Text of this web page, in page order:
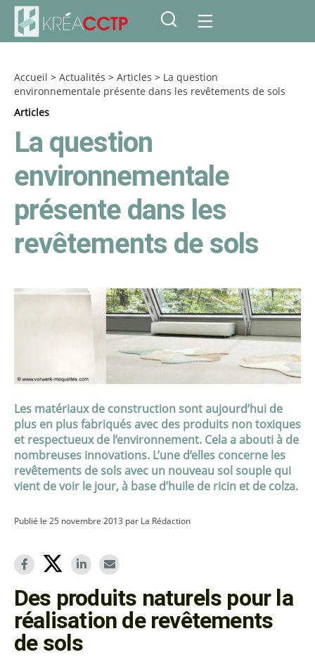
Accueil > Actualités > Articles > La question
environnementale présente dans les revêtements de sols
Articles
La question
environnementale
présente dans les
revêtements de sols
Les matériaux de construction sont aujourd’hui de
plus en plus fabriqués avec des produits non toxiques
et respectueux de l’environnement. Cela a abouti à de
nombreuses innovations. L’une d’elles concerne les
revêtements de sols avec un nouveau sol souple qui
vient de voir le jour, à base d’huile de ricin et de colza.
Publié le 25 novembre 2013 par La Rédaction
Des produits naturels pour la
réalisation de revêtements
de sols